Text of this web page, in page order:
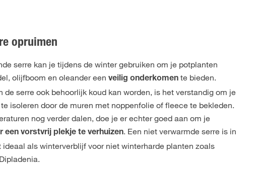
opruimen
serre kan je tijdens de winter gebruiken om je potplanten
olijfboom en oleander een veilig onderkomen te bieden.
de serre ook behoorlijk koud kan worden, is het verstandig om je
isoleren door de muren met noppenfolie of fleece te bekleden.
nog verder dalen, doe je er echter goed aan om je
een vorstvrij plekje te verhuizen. Een niet verwarmde serre is in
ideaal als winterverblijf voor niet winterharde planten zoals